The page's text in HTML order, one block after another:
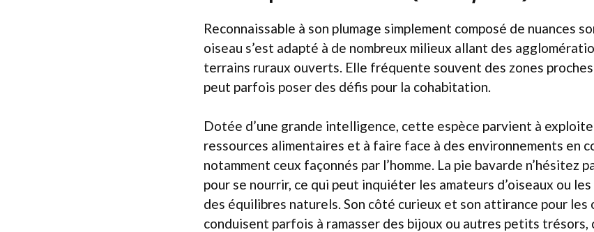
Reconnaissable à son plumage simplement composé de nuances
oiseau s’est adapté à de nombreux milieux allant des
terrains ruraux ouverts. Elle fréquente souvent des zones
peut parfois poser des défis pour la cohabitation.
Dotée d’une grande intelligence, cette espèce parvient à
ressources alimentaires et à faire face à des environnements en
notamment ceux façonnés par l’homme. La pie bavarde n’hésitez
pour se nourrir, ce qui peut inquiéter les amateurs d’oiseaux ou
des équilibres naturels. Son côté curieux et son attirance pour
conduisent parfois à ramasser des bijoux ou autres petits trésors,